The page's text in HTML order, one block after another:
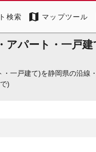
検索 map マップツール
アパート・一戸
一戸建て)を静岡県の沿線
)